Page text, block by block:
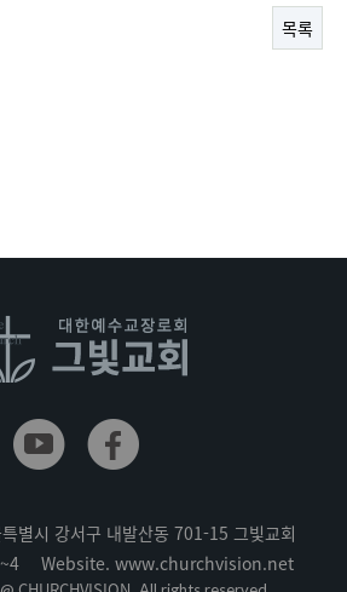
목록
별시 강서구 내발산동 701-15 그빛교회
Website. www.churchvision.net